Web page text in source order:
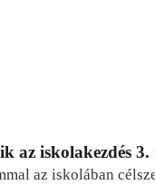
az iskolakezdés 3.
az iskolában